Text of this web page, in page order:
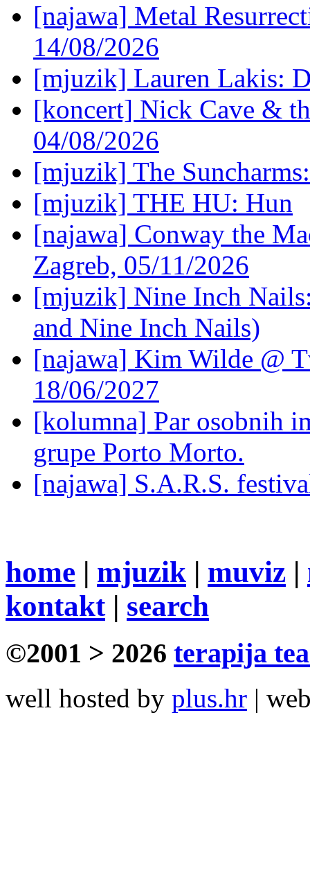
[najawa] Metal
14/08/2026
[mjuzik] Lauren Lakis:
[koncert] Nick Cave &
04/08/2026
[mjuzik] The
[mjuzik] THE HU: Hun
[najawa] Conway the
Zagreb, 05/11/2026
[mjuzik] Nine Inch
and Nine Inch Nails)
[najawa] Kim Wilde @
18/06/2027
[kolumna] Par osobnih
grupe Porto Morto.
[najawa] S.A.R.S.
home | mjuzik | muviz |
kontakt| search
©2001 > 2026 terapija
well hosted by plus.hr |